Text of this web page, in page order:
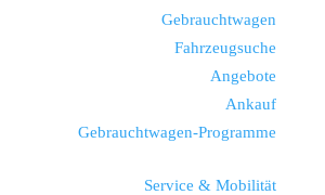
Gebrauchtwagen
Fahrzeugsuche
Angebote
Ankauf
Gebrauchtwagen-Programme
Service & Mobilität